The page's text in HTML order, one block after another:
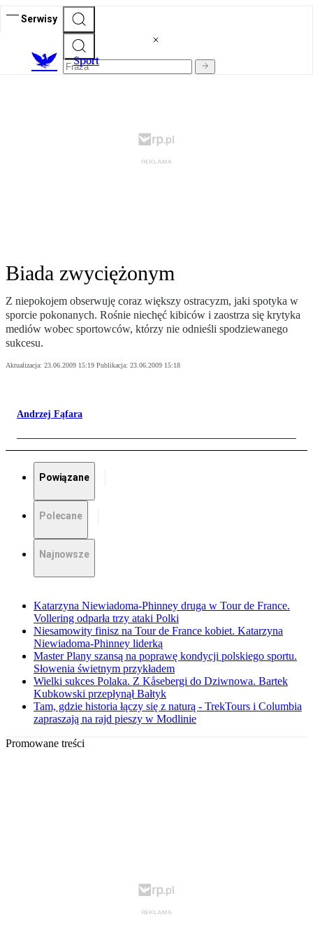
Serwisy
Sport
Biada zwyciężonym
Z niepokojem obserwuję coraz większy ostracyzm, jaki spotyka w
sporcie pokonanych. Rośnie niechęć kibiców i zaostrza się krytyka
mediów wobec sportowców, którzy nie odnieśli spodziewanego
sukcesu.
Aktualizacja: 23.06.2009 15:19 Publikacja: 23.06.2009 15:18
Andrzej Fąfara
Powiązane
Polecane
Najnowsze
Katarzyna Niewiadoma-Phinney druga w Tour de France.
Vollering odparła trzy ataki Polki
Niesamowity finisz na Tour de France kobiet. Katarzyna
Niewiadoma-Phinney liderką
Master Plany szansą na poprawę kondycji polskiego sportu.
Słowenia świetnym przykładem
Wielki sukces Polaka. Z Kåsebergi do Dziwnowa. Bartek
Kubkowski przepłynął Bałtyk
Tam, gdzie historia łączy się z naturą - TrekTours i Columbia
zapraszają na rajd pieszy w Modlinie
Promowane treści